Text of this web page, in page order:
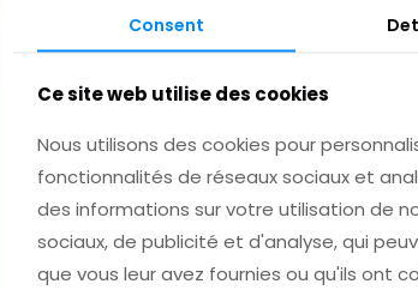
[…]
Consent
Ce site web utilise des cookies
Nous utilisons des cookies pour
fonctionnalités de réseaux sociaux et
des informations sur votre utilisation de
sociaux, de publicité et d'analyse, qui
que vous leur avez fournies ou qu'ils ont